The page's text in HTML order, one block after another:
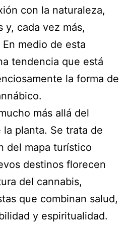
con la naturaleza,
y, cada vez más,
medio de esta
tendencia que está
la forma de
más allá del
la planta. Se trata de
del mapa turístico
destinos florecen
del cannabis,
que combinan salud,
y espiritualidad.